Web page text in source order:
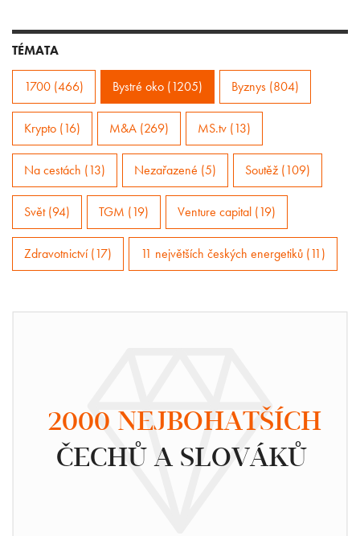
TÉMATA
1700 (466) Bystré oko (1205) Byznys (804)
Krypto (16) M&A (269) MS.tv (13)
Na cestách (13) Nezařazené (5) Soutěž (109)
Svět (94) TGM (19) Venture capital (19)
Zdravotnictví (17) 11 největších českých energetiků (11)
2000 NEJBOHATŠÍCH
ČECHŮ A SLOVÁKŮ